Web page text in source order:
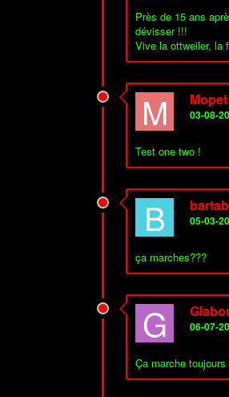
Près de 15 ans
dévisser !!!
Vive la ottweiler, la
M Mopet
03-08-
Test one two !
B 05-03-
ça marches???
G 06-07-
Ça marche